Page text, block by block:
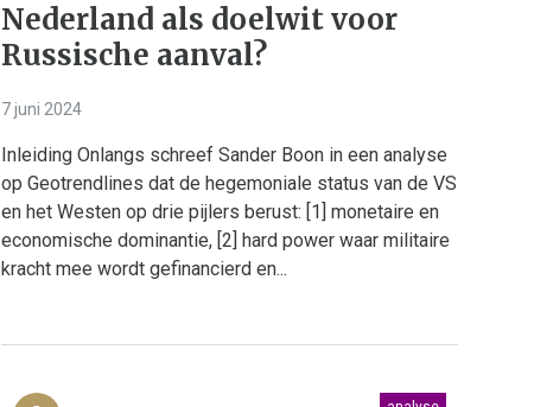
Nederland als doelwit voor
Russische aanval?
7 juni 2024
Inleiding Onlangs schreef Sander Boon in een analyse
op Geotrendlines dat de hegemoniale status van de VS
en het Westen op drie pijlers berust: [1] monetaire en
economische dominantie, [2] hard power waar militaire
kracht mee wordt gefinancierd en...